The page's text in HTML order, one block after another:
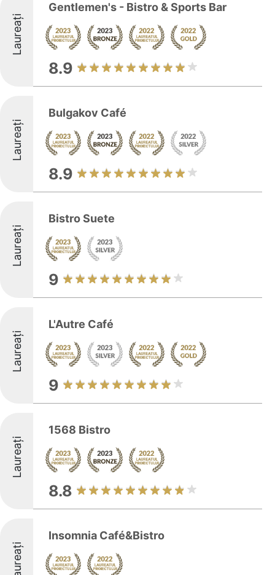
Laureați
Gentlemen's - Bistro & Sports Bar
8.9
Laureați
Bulgakov Café
8.9
Laureați
Bistro Suete
9
Laureați
L'Autre Café
9
Laureați
1568 Bistro
8.8
Laureați
Insomnia Café&Bistro